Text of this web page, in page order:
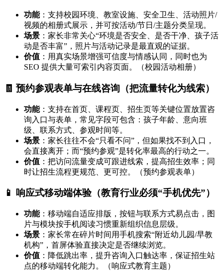
功能：支持校园环境、教室设施、安全卫生、活动照片/
视频的相册式展示，并可按活动/节日/主题分类呈现。
场景 ：家长非常关心“环境是否安全、是否干净、孩子活
动是否丰富”，照片与活动记录是最直观的证据。
价值 ：用真实场景增强可信度与情感认同，同时也为
SEO 提供大量可索引内容页面。（校园活动相册）
🧾 预约参观表单与在线咨询（把流量转化为线索）
功能：支持在首页、课程页、招生页等关键位置放置咨
询入口与表单，常见字段可包含：孩子年龄、意向班
级、联系方式、参观时间等。
场景 ：家长往往不会“只看不问”，但如果找不到入口，
会直接离开；而“预约参观”是转化率最高的行动之一。
价值 ：把访问流量变成可跟进线索，提高招生效率；同
时让招生流程更规范、更可控。（预约参观表单）
📱 响应式移动端体验（教育行业必须“手机优先”）
功能：移动端自适应排版，按钮与联系方式易点击，图
片与模块按手机阅读习惯重新组织信息层级。
场景 ：家长常在碎片时间用手机搜索“附近幼儿园/早教
机构”，首屏体验直接决定是否继续浏览。
价值 ：降低跳出率，提升咨询入口触达率，保证招生站
点的移动端转化能力。（响应式教育主题）